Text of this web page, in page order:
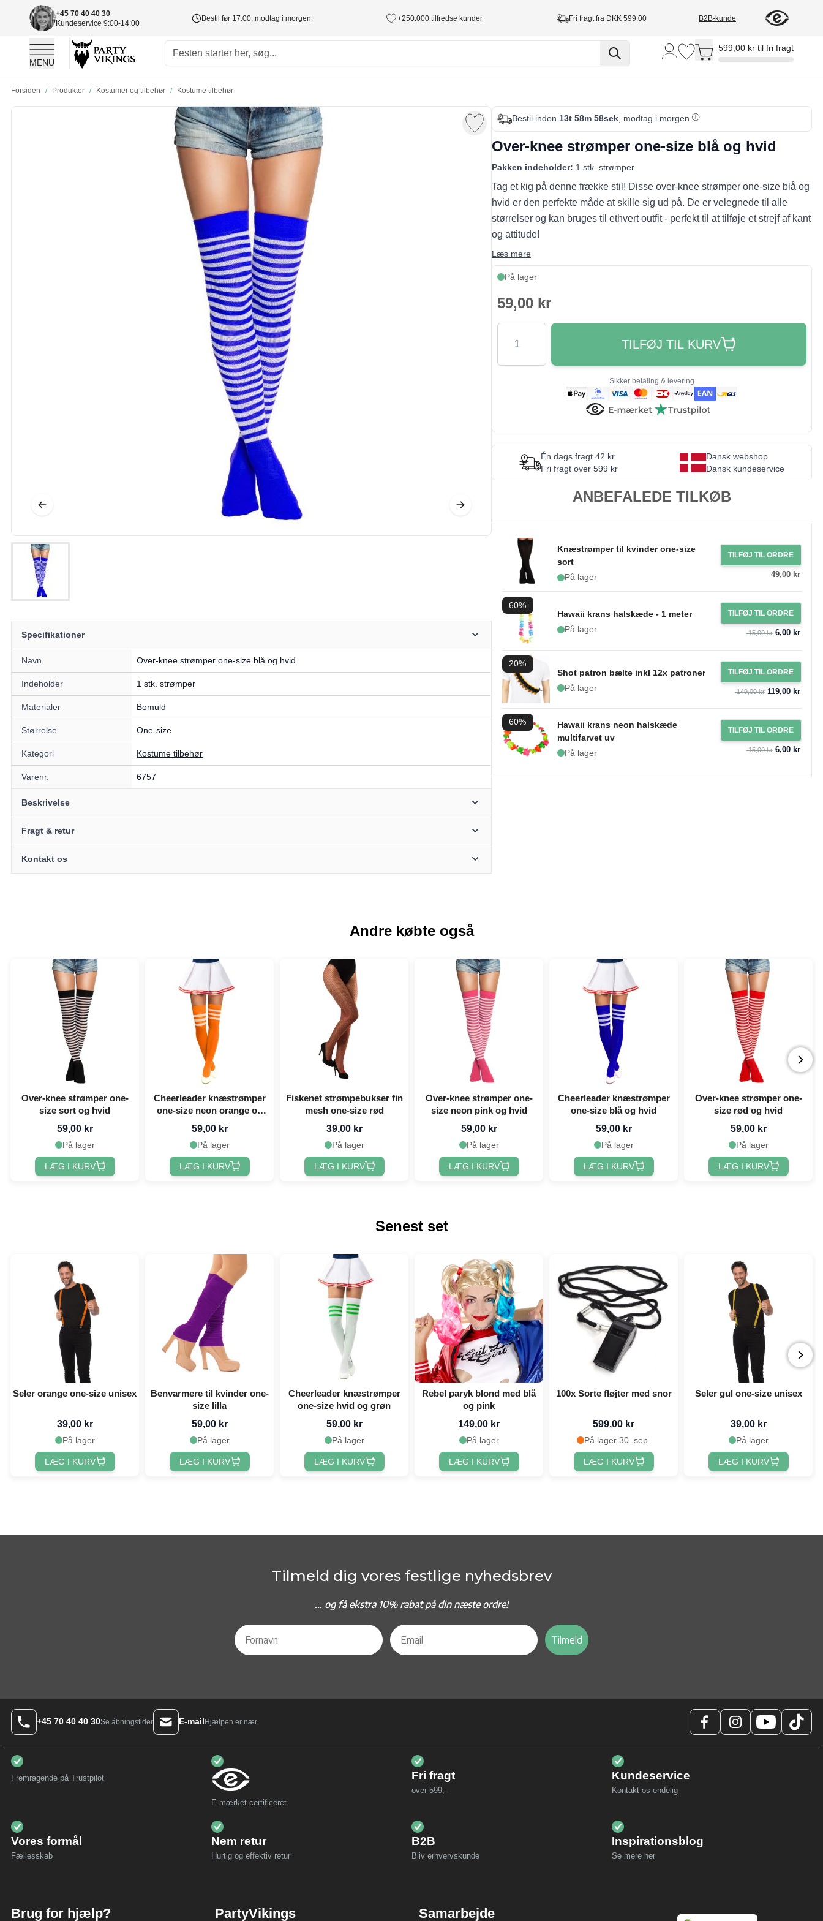
+45 70 40 40 30
Kundeservice 9:00-14:00
Bestil før 17.00, modtag i morgen +250.000 tilfredse kunder Fri fragt fra DKK 599.00 B2B-kunde
MENU
Toggle minicart, Cart is empty
599,00 kr til fri fragt
Forsiden / Produkter / Kostumer og tilbehør / Kostume tilbehør
Specifikationer
Navn Over-knee strømper one-size blå og hvid
Indeholder 1 stk. strømper
Materialer Bomuld
Størrelse One-size
Kategori Kostume tilbehør
Varenr. 6757
Beskrivelse
Fragt & retur
Kontakt os
Bestil inden 13t 58m 57sek, modtag i morgen
Over-knee strømper one-size blå og hvid
Pakken indeholder: 1 stk. strømper
Tag et kig på denne frække stil! Disse over-knee strømper one-size blå og
hvid er den perfekte måde at skille sig ud på. De er velegnede til alle
størrelser og kan bruges til ethvert outfit - perfekt til at tilføje et strejf af kant
og attitude!
Læs mere
På lager
59,00 kr
Antal
TILFØJ TIL KURV
Sikker betaling & levering
Én dags fragt 42 kr
Fri fragt over 599 kr
Dansk webshop
Dansk kundeservice
ANBEFALEDE TILKØB
Knæstrømper til kvinder one-size
sort
På lager
TILFØJ TIL ORDRE
49,00 kr
60%
Hawaii krans halskæde - 1 meter
På lager
TILFØJ TIL ORDRE
15,00 kr6,00 kr
20%
Shot patron bælte inkl 12x patroner
På lager
TILFØJ TIL ORDRE
149,00 kr119,00 kr
60%
Hawaii krans neon halskæde
multifarvet uv
På lager
TILFØJ TIL ORDRE
15,00 kr6,00 kr
Andre købte også
Over-knee strømper one-
size sort og hvid
59,00 kr
På lager
LÆG I KURV
Cheerleader knæstrømper
one-size neon orange og
hvid
59,00 kr
På lager
LÆG I KURV
Fiskenet strømpebukser fin
mesh one-size rød
39,00 kr
På lager
LÆG I KURV
Over-knee strømper one-
size neon pink og hvid
59,00 kr
På lager
LÆG I KURV
Cheerleader knæstrømper
one-size blå og hvid
59,00 kr
På lager
LÆG I KURV
Over-knee strømper one-
size rød og hvid
59,00 kr
På lager
LÆG I KURV
Senest set
Seler orange one-size unisex
39,00 kr
På lager
LÆG I KURV
Benvarmere til kvinder one-
size lilla
59,00 kr
På lager
LÆG I KURV
Cheerleader knæstrømper
one-size hvid og grøn
59,00 kr
På lager
LÆG I KURV
Rebel paryk blond med blå
og pink
149,00 kr
På lager
LÆG I KURV
100x Sorte fløjter med snor
599,00 kr
På lager 30. sep.
LÆG I KURV
Seler gul one-size unisex
39,00 kr
På lager
LÆG I KURV
Tilmeld dig vores festlige nyhedsbrev
... og få ekstra 10% rabat på din næste ordre!
Tilmeld
+45 70 40 40 30Se åbningstider E-mailHjælpen er nær
Fremragende på Trustpilot
E-mærket certificeret
Fri fragt
over 599,-
Kundeservice
Kontakt os endelig
Vores formål
Fællesskab
Nem retur
Hurtig og effektiv retur
B2B
Bliv erhvervskunde
Inspirationsblog
Se mere her
Brug for hjælp? PartyVikings Samarbejde